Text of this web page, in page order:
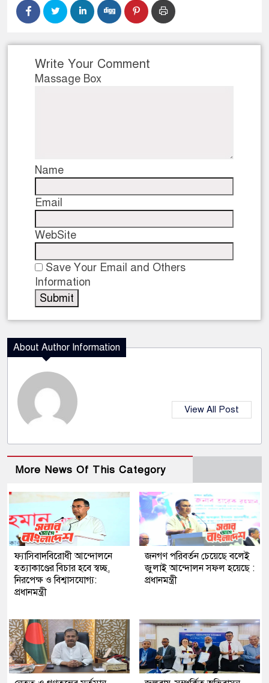
Write Your Comment
Massage Box
Name
Email
WebSite
Save Your Email and Others
Information
About Author Information
View All Post
More News Of This Category
ফ্যাসিবাদবিরোধী আন্দোলনে
হত্যাকাণ্ডের বিচার হবে স্বচ্ছ,
নিরপেক্ষ ও বিশ্বাসযোগ্য:
প্রধানমন্ত্রী
জনগণ পরিবর্তন চেয়েছে বলেই
জুলাই আন্দোলন সফল হয়েছে :
প্রধানমন্ত্রী